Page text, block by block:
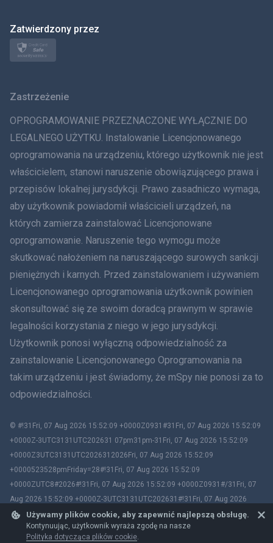
Używamy plików cookie, aby zapewnić najlepszą obsługę.
Kontynuując, użytkownik wyraża zgodę na nasze
Polityka dotycząca plików cookie.
ภาษาไทย
简体中文
Dania
हिंदी
Holenderski
עברית
Rumunia
Tiếng Việt
繁體中文
Slovenčina
Zatwierdzony przez
Zastrzeżenie
OPROGRAMOWANIE PRZEZNACZONE WYŁĄCZNIE DO
LEGALNEGO UŻYTKU. Instalowanie Licencjonowanego
oprogramowania na urządzeniu, którego użytkownik nie jest
właścicielem, stanowi naruszenie obowiązującego prawa i
przepisów lokalnej jurysdykcji. Prawo zasadniczo wymaga,
aby użytkownik powiadomił właścicieli urządzeń, na
których zamierza zainstalować Licencjonowane
oprogramowanie. Naruszenie tego wymogu może
skutkować nałożeniem na naruszającego surowych sankcji
pieniężnych i karnych. Przed zainstalowaniem i używaniem
Licencjonowanego oprogramowania użytkownik powinien
skonsultować się ze swoim doradcą prawnym w sprawie
legalności korzystania z niego w jego jurysdykcji.
Użytkownik ponosi wyłączną odpowiedzialność za
zainstalowanie Licencjonowanego Oprogramowania na
takim urządzeniu i jest świadomy, że mSpy nie ponosi za to
odpowiedzialności.
© #!31Fri, 07 Aug 2026 15:52:09 +0000Z0931#31Fri, 07 Aug 2026 15:52:09
+0000Z-3UTC3131UTC202631 07pm31pm-31Fri, 07 Aug 2026 15:52:09
+0000Z3UTC3131UTC2026312026Fri, 07 Aug 2026 15:52:09
+0000523528pmFriday=28#!31Fri, 07 Aug 2026 15:52:09
+0000ZUTC8#2026#!31Fri, 07 Aug 2026 15:52:09 +0000Z0931#/31Fri, 07
Aug 2026 15:52:09 +0000Z-3UTC3131UTC202631#!31Fri, 07 Aug 2026
15:52:09 +0000ZUTC8# mSpy. All trademarks are the property of their
respective owners.